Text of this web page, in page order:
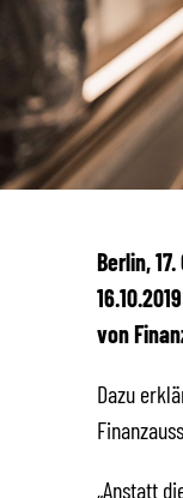
Berlin,
von
Dazu
„Anstatt